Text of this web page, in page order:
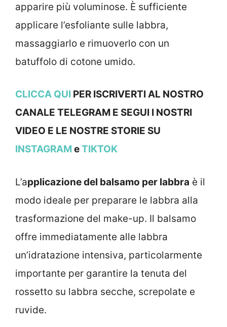
apparire più voluminose. È sufficiente
applicare l’esfoliante sulle labbra,
massaggiarlo e rimuoverlo con un
batuffolo di cotone umido.
CLICCA QUI PER ISCRIVERTI AL NOSTRO
CANALE TELEGRAM E SEGUI I NOSTRI
VIDEO E LE NOSTRE STORIE SU
INSTAGRAMeTIKTOK
L’applicazione del balsamo per labbra è il
modo ideale per preparare le labbra alla
trasformazione del make-up. Il balsamo
offre immediatamente alle labbra
un’idratazione intensiva, particolarmente
importante per garantire la tenuta del
rossetto su labbra secche, screpolate e
ruvide.